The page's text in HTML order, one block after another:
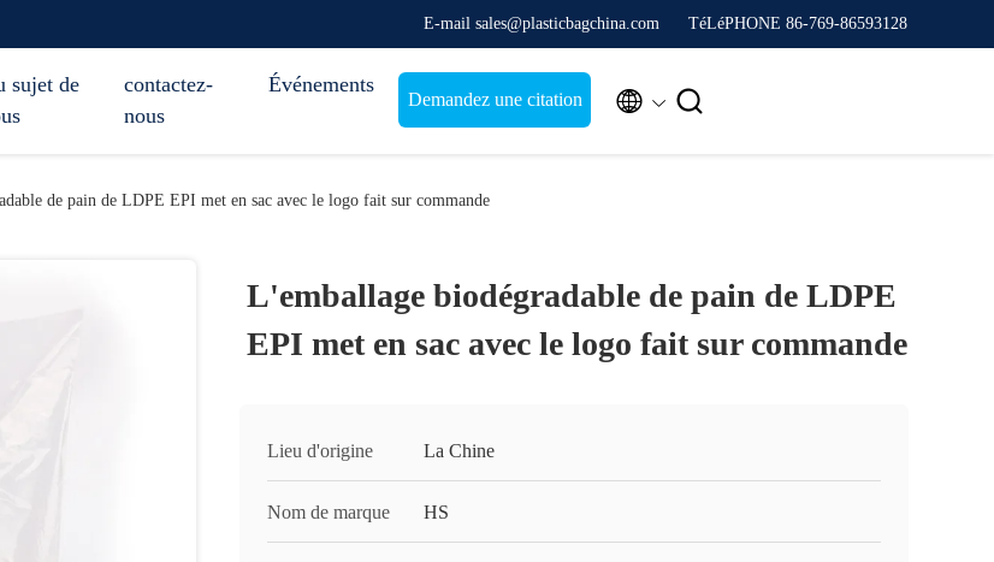
E-mail sales@plasticbagchina.com TéLéPHONE 86-769-86593128
sujet de
contactez-
nous
Événements
Demandez une citation  
de pain de LDPE EPI met en sac avec le logo fait sur commande
L'emballage biodégradable de pain de LDPE
EPI met en sac avec le logo fait sur commande
Lieu d'origine La Chine
Nom de marque HS